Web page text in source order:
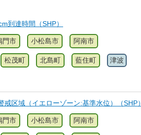
到達時間（SHP）
門市 小松島市 阿南市
松茂町 北島町 藍住町 津波
戒区域（イエローゾーン:基準水位）（SHP）
門市 小松島市 阿南市